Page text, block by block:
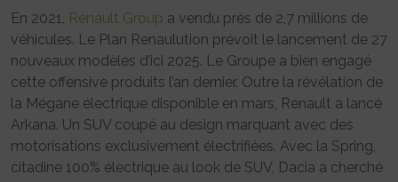
En 2021, Renault Group a vendu près de 2,7 millions de
véhicules. Le Plan Renaulution prévoit le lancement de 27
nouveaux modèles d’ici 2025. Le Groupe a bien engagé
cette offensive produits l’an dernier. Outre la révélation de
la Mégane électrique disponible en mars, Renault a lancé
Arkana. Un SUV coupé au design marquant avec des
motorisations exclusivement électrifiées. Avec la Spring,
citadine 100% électrique au look de SUV, Dacia a cherché